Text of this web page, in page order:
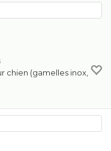
chien (gamelles inox,